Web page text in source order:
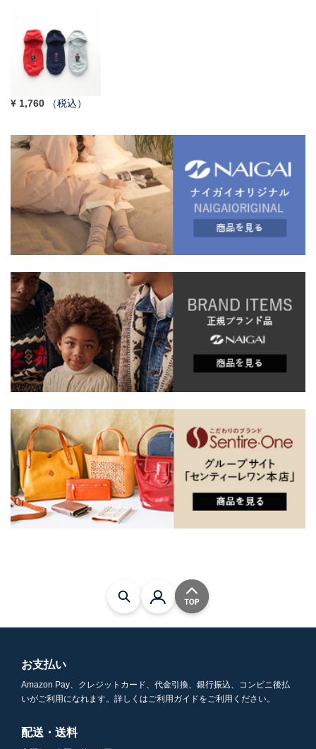
¥ 1,760 （税込）
お支払い
Amazon Pay、クレジットカード、代金引換、銀行振込、コンビニ後払
いがご利用になれます。詳しくはご利用ガイドをご利用ください。
配送・送料